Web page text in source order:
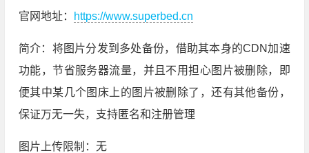
官网地址： https://www.superbed.cn
简介：将图片分发到多处备份，借助其本身的CDN加速
功能，节省服务器流量，并且不用担心图片被删除，即
便其中某几个图床上的图片被删除了，还有其他备份，
保证万无一失，支持匿名和注册管理
图片上传限制：无